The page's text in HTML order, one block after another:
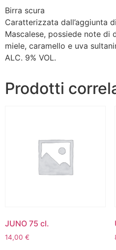
Birra scura
Caratterizzata dall’aggiunta
Mascalese, possiede note di
miele, caramello e uva
ALC. 9% VOL.
Prodotti
JUNO 75 cl.
14,00 €